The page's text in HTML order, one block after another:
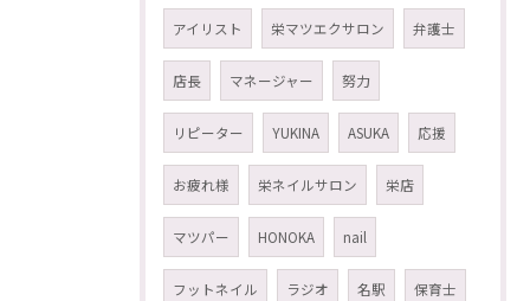
アイリスト 栄マツエクサロン 弁護士
店長 マネージャー 努力
リピーター YUKINA ASUKA 応援
お疲れ様 栄ネイルサロン 栄店
マツパー HONOKA nail
フットネイル ラジオ 名駅 保育士